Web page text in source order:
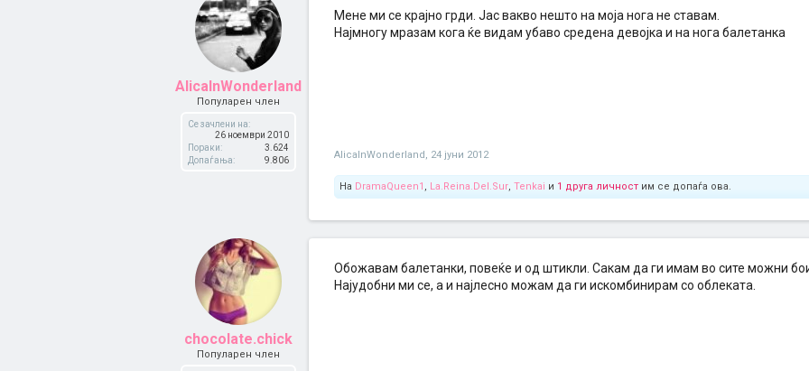
AlicaInWonderland
Популарен член
Се зачлени на:
26 ноември 2010
Пораки:
3.624
Допаѓања:
9.806
Мене ми се крајно грди. Јас вакво нешто на моја нога не ставам.
Најмногу мразам кога ќе видам убаво средена девојка и на нога балетанка
AlicaInWonderland, 24 јуни 2012
На DramaQueen1 , La.Reina.Del.Sur, Tenkai и 1 друга личност им се допаѓа ова.
chocolate.chick
Популарен член
Обожавам балетанки, повеќе и од штикли. Сакам да ги имам во сите можни
Најудобни ми се, а и најлесно можам да ги искомбинирам со облеката.